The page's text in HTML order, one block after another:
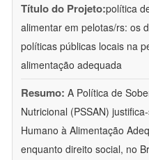
Título do Projeto:política
alimentar em pelotas/rs: os
políticas públicas locais na
alimentação adequada
Resumo: A Política de
Nutricional (PSSAN)
Humano à Alimentação
enquanto direito social, no